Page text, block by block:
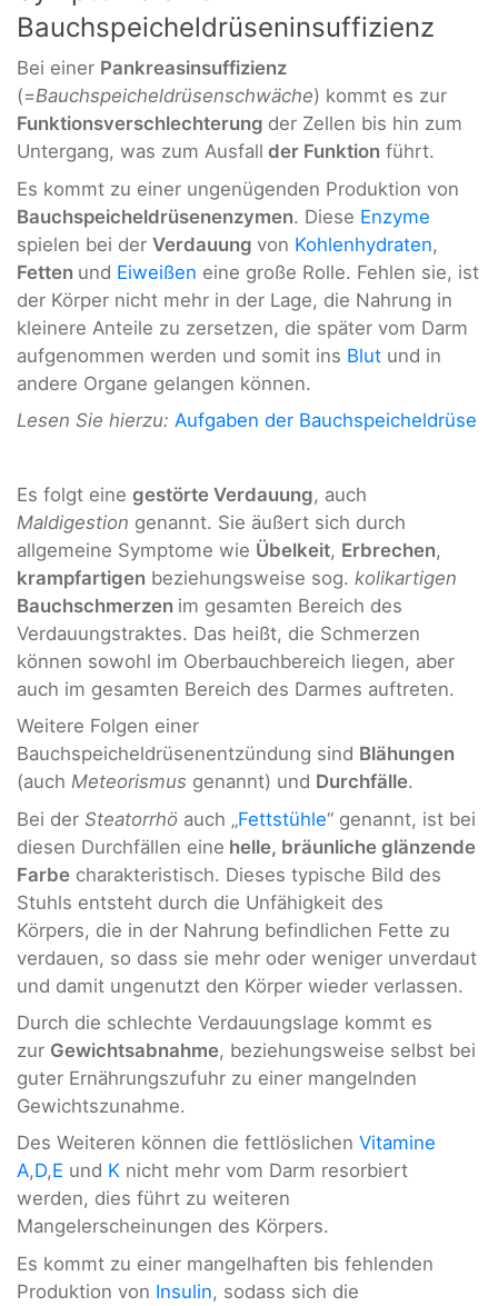
Bauchspeicheldrüseninsuffizienz
Bei einer Pankreasinsuffizienz
(=Bauchspeicheldrüsenschwäche) kommt es zur
Funktionsverschlechterung der Zellen bis hin zum
Untergang, was zum Ausfall der Funktion führt.
Es kommt zu einer ungenügenden Produktion von
Bauchspeicheldrüsenenzymen. Diese Enzyme
spielen bei der Verdauung von Kohlenhydraten,
Fetten und Eiweißen eine große Rolle. Fehlen sie, ist
der Körper nicht mehr in der Lage, die Nahrung in
kleinere Anteile zu zersetzen, die später vom Darm
aufgenommen werden und somit ins Blut und in
andere Organe gelangen können.
Lesen Sie hierzu: Aufgaben der Bauchspeicheldrüse
Es folgt eine gestörte Verdauung, auch
Maldigestion genannt. Sie äußert sich durch
allgemeine Symptome wie Übelkeit, Erbrechen,
krampfartigen beziehungsweise sog. kolikartigen
Bauchschmerzen im gesamten Bereich des
Verdauungstraktes. Das heißt, die Schmerzen
können sowohl im Oberbauchbereich liegen, aber
auch im gesamten Bereich des Darmes auftreten.
Weitere Folgen einer
Bauchspeicheldrüsenentzündung sind Blähungen
(auch Meteorismus genannt) und Durchfälle.
Bei der Steatorrhö auch „Fettstühle“ genannt, ist bei
diesen Durchfällen eine helle, bräunliche glänzende
Farbe charakteristisch. Dieses typische Bild des
Stuhls entsteht durch die Unfähigkeit des
Körpers, die in der Nahrung befindlichen Fette zu
verdauen, so dass sie mehr oder weniger unverdaut
und damit ungenutzt den Körper wieder verlassen.
Durch die schlechte Verdauungslage kommt es
zur Gewichtsabnahme, beziehungsweise selbst bei
guter Ernährungszufuhr zu einer mangelnden
Gewichtszunahme.
Des Weiteren können die fettlöslichen Vitamine
A,D,E und K nicht mehr vom Darm resorbiert
werden, dies führt zu weiteren
Mangelerscheinungen des Körpers.
Es kommt zu einer mangelhaften bis fehlenden
Produktion von Insulin, sodass sich die